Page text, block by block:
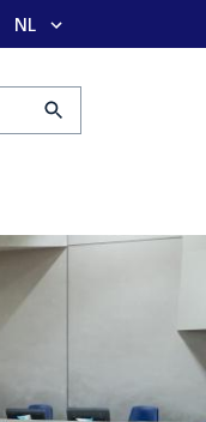
Taal selectie
NL